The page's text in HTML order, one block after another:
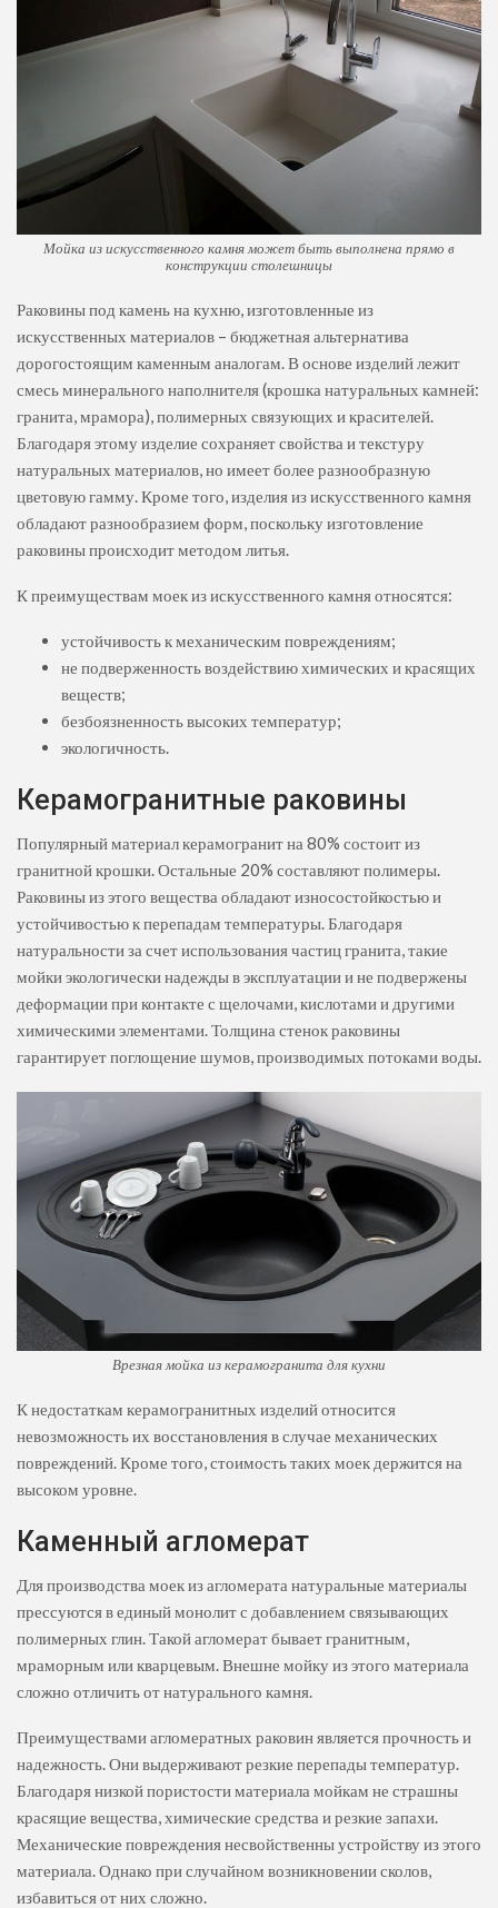
Мойка из искусственного камня может быть выполнена прямо в
конструкции столешницы
Раковины под камень на кухню, изготовленные из
искусственных материалов – бюджетная альтернатива
дорогостоящим каменным аналогам. В основе изделий лежит
смесь минерального наполнителя (крошка натуральных камней:
гранита, мрамора), полимерных связующих и красителей.
Благодаря этому изделие сохраняет свойства и текстуру
натуральных материалов, но имеет более разнообразную
цветовую гамму. Кроме того, изделия из искусственного камня
обладают разнообразием форм, поскольку изготовление
раковины происходит методом литья.
К преимуществам моек из искусственного камня относятся:
устойчивость к механическим повреждениям;
не подверженность воздействию химических и красящих
веществ;
безбоязненность высоких температур;
экологичность.
Керамогранитные раковины
Популярный материал керамогранит на 80% состоит из
гранитной крошки. Остальные 20% составляют полимеры.
Раковины из этого вещества обладают износостойкостью и
устойчивостью к перепадам температуры. Благодаря
натуральности за счет использования частиц гранита, такие
мойки экологически надежды в эксплуатации и не подвержены
деформации при контакте с щелочами, кислотами и другими
химическими элементами. Толщина стенок раковины
гарантирует поглощение шумов, производимых потоками воды.
Врезная мойка из керамогранита для кухни
К недостаткам керамогранитных изделий относится
невозможность их восстановления в случае механических
повреждений. Кроме того, стоимость таких моек держится на
высоком уровне.
Каменный агломерат
Для производства моек из агломерата натуральные материалы
прессуются в единый монолит с добавлением связывающих
полимерных глин. Такой агломерат бывает гранитным,
мраморным или кварцевым. Внешне мойку из этого материала
сложно отличить от натурального камня.
Преимуществами агломератных раковин является прочность и
надежность. Они выдерживают резкие перепады температур.
Благодаря низкой пористости материала мойкам не страшны
красящие вещества, химические средства и резкие запахи.
Механические повреждения несвойственны устройству из этого
материала. Однако при случайном возникновении сколов,
избавиться от них сложно.